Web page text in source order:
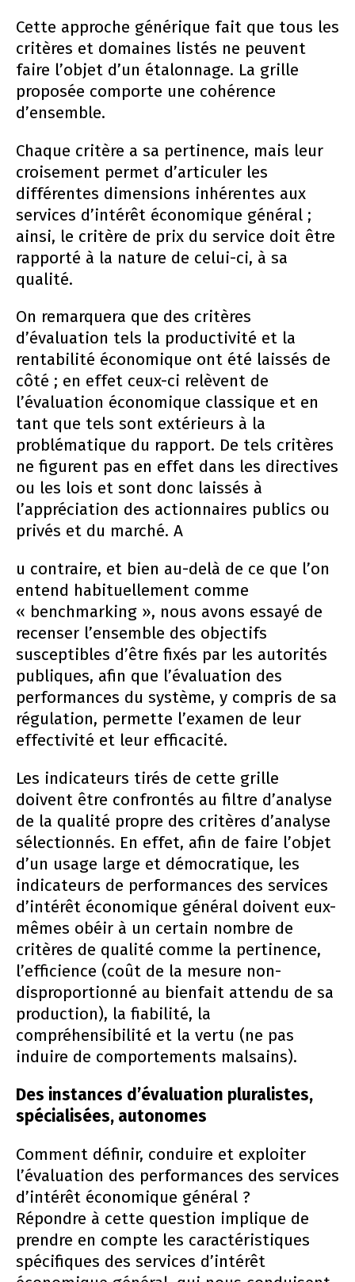
Cette approche générique fait que tous les
critères et domaines listés ne peuvent
faire l’objet d’un étalonnage. La grille
proposée comporte une cohérence
d’ensemble.
Chaque critère a sa pertinence, mais leur
croisement permet d’articuler les
différentes dimensions inhérentes aux
services d’intérêt économique général ;
ainsi, le critère de prix du service doit être
rapporté à la nature de celui-ci, à sa
qualité.
On remarquera que des critères
d’évaluation tels la productivité et la
rentabilité économique ont été laissés de
côté ; en effet ceux-ci relèvent de
l’évaluation économique classique et en
tant que tels sont extérieurs à la
problématique du rapport. De tels critères
ne figurent pas en effet dans les directives
ou les lois et sont donc laissés à
l’appréciation des actionnaires publics ou
privés et du marché. A
u contraire, et bien au-delà de ce que l’on
entend habituellement comme
« benchmarking », nous avons essayé de
recenser l’ensemble des objectifs
susceptibles d’être fixés par les autorités
publiques, afin que l’évaluation des
performances du système, y compris de sa
régulation, permette l’examen de leur
effectivité et leur efficacité.
Les indicateurs tirés de cette grille
doivent être confrontés au filtre d’analyse
de la qualité propre des critères d’analyse
sélectionnés. En effet, afin de faire l’objet
d’un usage large et démocratique, les
indicateurs de performances des services
d’intérêt économique général doivent eux-
mêmes obéir à un certain nombre de
critères de qualité comme la pertinence,
l’efficience (coût de la mesure non-
disproportionné au bienfait attendu de sa
production), la fiabilité, la
compréhensibilité et la vertu (ne pas
induire de comportements malsains).
Des instances d’évaluation pluralistes,
spécialisées, autonomes
Comment définir, conduire et exploiter
l’évaluation des performances des services
d’intérêt économique général ?
Répondre à cette question implique de
prendre en compte les caractéristiques
spécifiques des services d’intérêt